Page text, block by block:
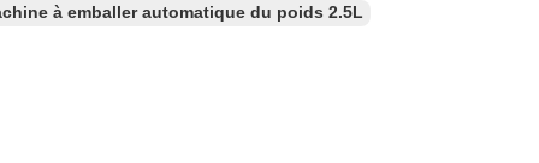
à emballer automatique du poids 2.5L